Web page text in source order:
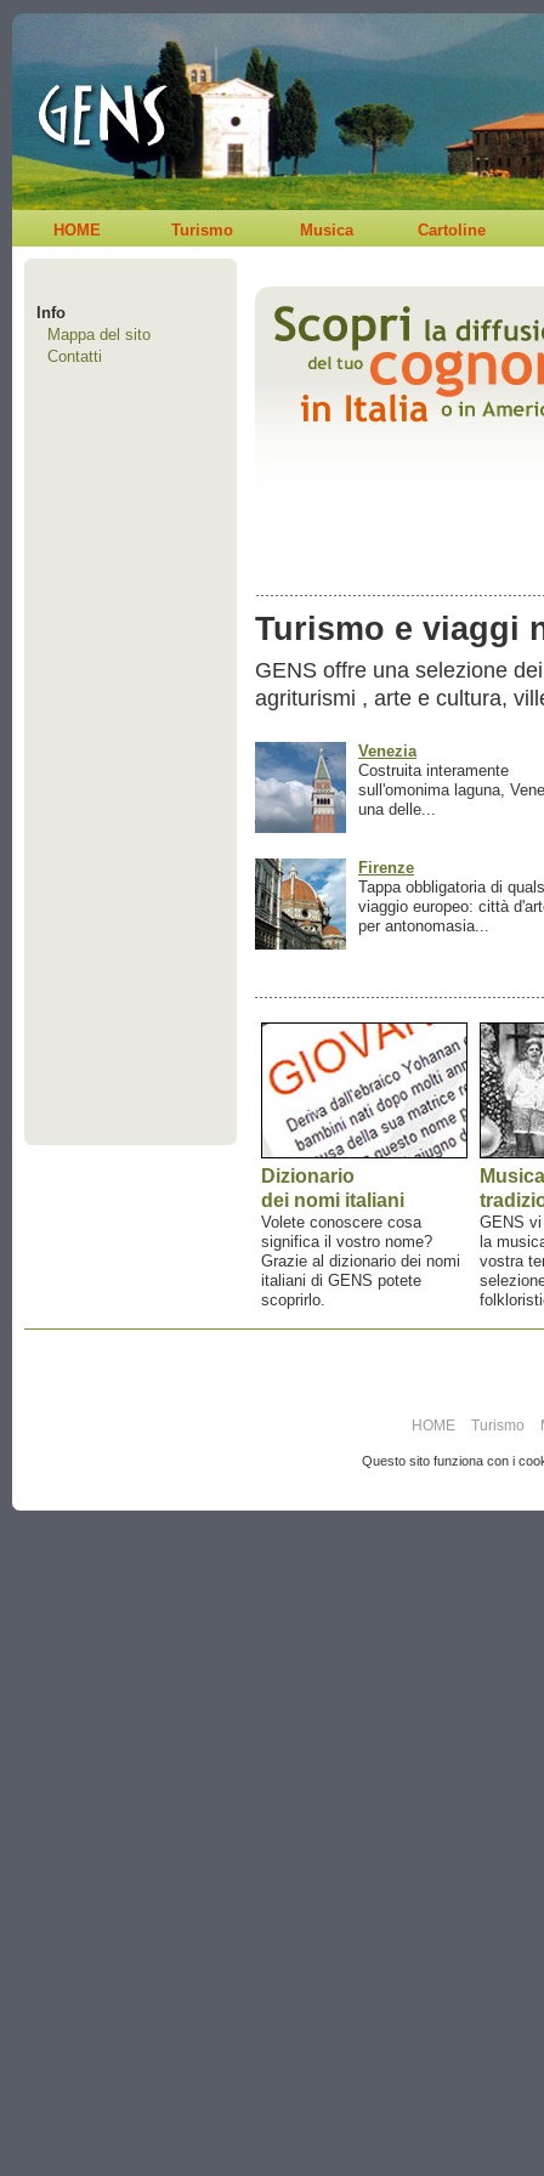
HOME Turismo Musica Cartoline
Info
Mappa del sito
Contatti
Turismo e viaggi
GENS offre una selezione
agriturismi , arte e cultura,
Venezia
Costruita interamente
sull'omonima laguna,
una delle...
Firenze
Tappa obbligatoria di
viaggio europeo: città
per antonomasia...
Dizionario
dei nomi italiani
Volete conoscere cosa
significa il vostro nome?
Grazie al dizionario dei nomi
italiani di GENS potete
scoprirlo.
Musica
GENS
la
vostra
HOME Turismo
Questo sito funziona con i